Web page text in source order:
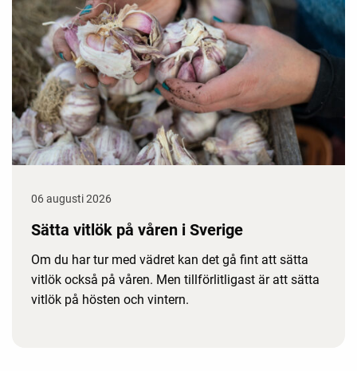
06 augusti 2026
Sätta vitlök på våren i Sverige
Om du har tur med vädret kan det gå fint att sätta
vitlök också på våren. Men tillförlitligast är att sätta
vitlök på hösten och vintern.